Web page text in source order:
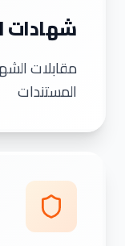
شهادات
مقابلات
المستندات